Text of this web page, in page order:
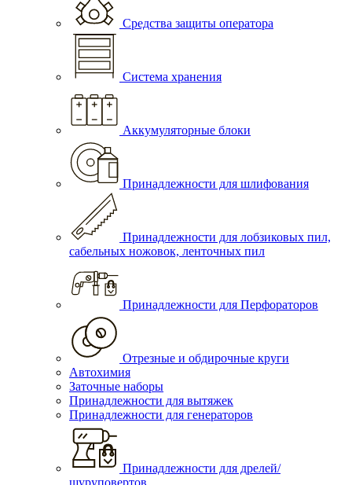
Средства защиты оператора
Система хранения
Аккумуляторные блоки
Принадлежности для шлифования
Принадлежности для лобзиковых пил,
сабельных ножовок, ленточных пил
Принадлежности для Перфораторов
Отрезные и обдирочные круги
Автохимия
Заточные наборы
Принадлежности для вытяжек
Принадлежности для генераторов
Принадлежности для дрелей/
шуруповертов